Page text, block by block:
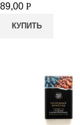
89,00 Р
КУПИТЬ